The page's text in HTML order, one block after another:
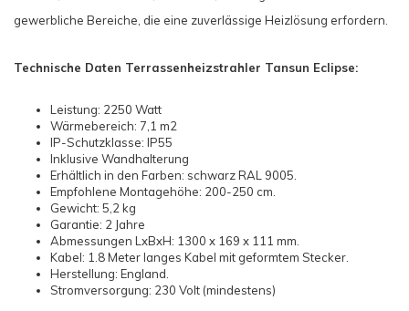
gewerbliche Bereiche, die eine zuverlässige Heizlösung erfordern.
Technische Daten Terrassenheizstrahler Tansun Eclipse:
Leistung: 2250 Watt
Wärmebereich: 7,1 m2
IP-Schutzklasse: IP55
Inklusive Wandhalterung
Erhältlich in den Farben: schwarz RAL 9005.
Empfohlene Montagehöhe: 200-250 cm.
Gewicht: 5,2 kg
Garantie: 2 Jahre
Abmessungen LxBxH: 1300 x 169 x 111 mm.
Kabel: 1.8 Meter langes Kabel mit geformtem Stecker.
Herstellung: England.
Stromversorgung: 230 Volt (mindestens)